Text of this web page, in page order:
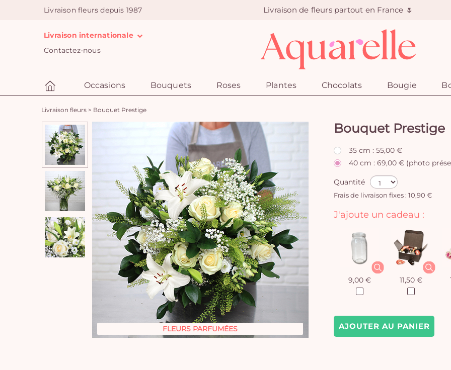
Livraison fleurs depuis 1987 Livraison de fleurs partout en France 🌷
Livraison internationale
Contactez-nous
Occasions Bouquets Roses Plantes Chocolats Bougie
Livraison fleurs > Bouquet Prestige
FLEURS PARFUMÉES
Bouquet Prestige
35 cm : 55,00 €
40 cm : 69,00 € (photo
Quantité
Frais de livraison fixes : 10,90 €
AJOUTER AU PANIER
J'ajoute un cadeau :
9,00 € 11,50 €